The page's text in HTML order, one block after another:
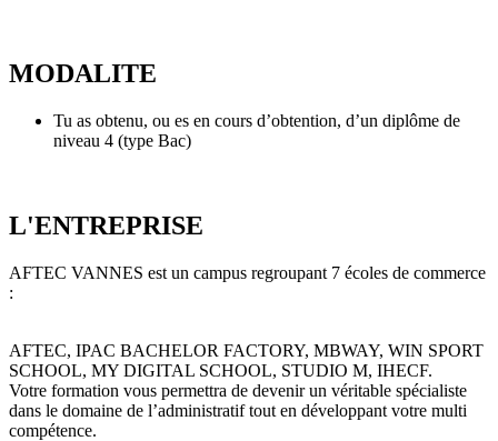
MODALITE
Tu as obtenu, ou es en cours d’obtention, d’un diplôme de
niveau 4 (type Bac)
L'ENTREPRISE
AFTEC VANNES est un campus regroupant 7 écoles de commerce
:
AFTEC, IPAC BACHELOR FACTORY, MBWAY, WIN SPORT
SCHOOL, MY DIGITAL SCHOOL, STUDIO M, IHECF.
Votre formation vous permettra de devenir un véritable spécialiste
dans le domaine de l’administratif tout en développant votre multi
compétence.